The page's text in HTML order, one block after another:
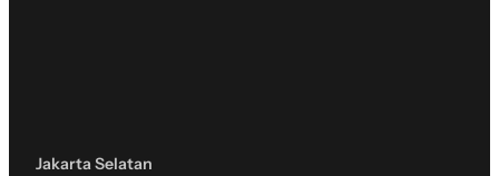
Jakarta Selatan